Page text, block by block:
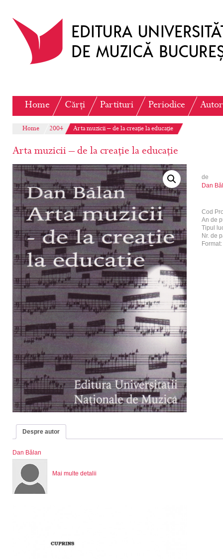
Home Cărți Partituri Periodice
Home 2004 Arta muzicii – de la creație la educație
Arta muzicii – de la creație la educație
de
Dan
Cod
An de
Tipul
Nr. de
Format:
Despre autor
Dan Bălan
Mai multe detalii